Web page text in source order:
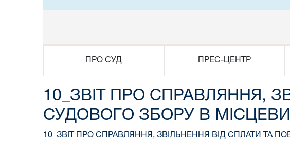
ПРО СУД ПРЕС-ЦЕНТР
10_ЗВІТ ПРО СПРАВЛЯННЯ,
СУДОВОГО ЗБОРУ В
10_ЗВІТ ПРО СПРАВЛЯННЯ, ЗВІЛЬНЕННЯ ВІД СПЛАТИ ТА